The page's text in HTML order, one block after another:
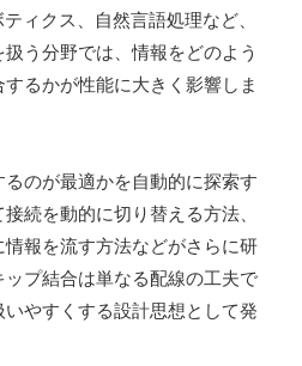
ィクス、自然言語処理など、
う分野では、情報をどのよう
るかが性能に大きく影響しま
のが最適かを自動的に探索す
続を動的に切り替える方法、
報を流す方法などがさらに研
プ結合は単なる配線の工夫で
やすくする設計思想として発